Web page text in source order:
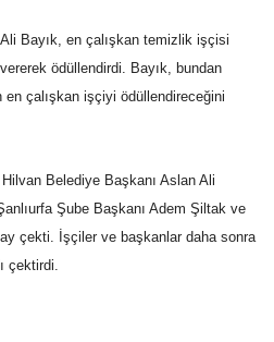
Bayık, en çalışkan temizlik işçisi
ödüllendirdi. Bayık, bundan
çalışkan işçiyi ödüllendireceğini
Belediye Başkanı Aslan Ali
Şube Başkanı Adem Şiltak ve
çekti. İşçiler ve başkanlar daha sonra
çektirdi.